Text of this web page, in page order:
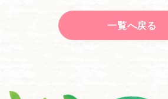
一覧へ戻る